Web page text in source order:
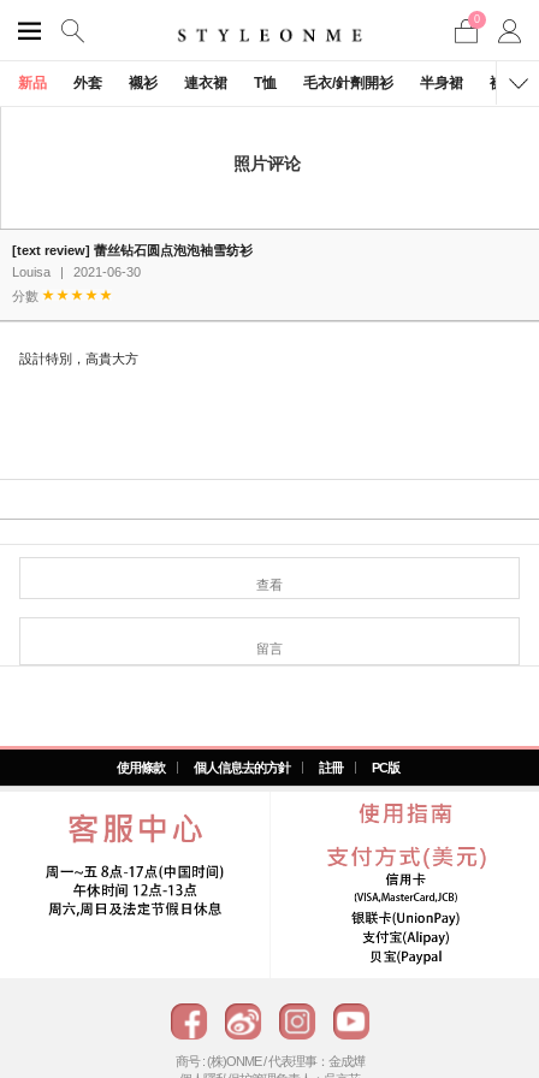
0
新品 外套 襯衫 連衣裙 T恤 毛衣/針劑開衫 半身裙 褲子
照片评论
[text review] 蕾丝钻石圆点泡泡袖雪纺衫
Louisa
|
2021-06-30
分數
設計特別，高貴大方
查看
留言
使用條款 個人信息去的方針 註冊 PC版
商号 : (株)ONME / 代表理事：金成燁